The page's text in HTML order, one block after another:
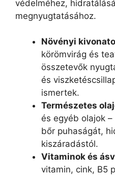
védelméhez,
megnyugtatásához.
Növényi
körömvirág és
összetevők
és
ismertek.
Természetes
és egyéb olajok
bőr puhaságát,
kiszáradástól.
Vitaminok és
vitamin, cink, B5